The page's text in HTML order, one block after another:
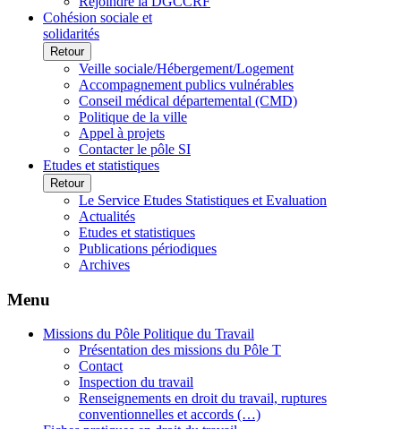
Cohésion sociale et
solidarités
Retour
Veille sociale/Hébergement/Logement
Accompagnement publics vulnérables
Conseil médical départemental (CMD)
Politique de la ville
Appel à projets
Contacter le pôle SI
Etudes et statistiques
Retour
Le Service Etudes Statistiques et Evaluation
Actualités
Etudes et statistiques
Publications périodiques
Archives
Menu
Missions du Pôle Politique du Travail
Présentation des missions du Pôle T
Contact
Inspection du travail
Renseignements en droit du travail, ruptures
conventionnelles et accords (…)